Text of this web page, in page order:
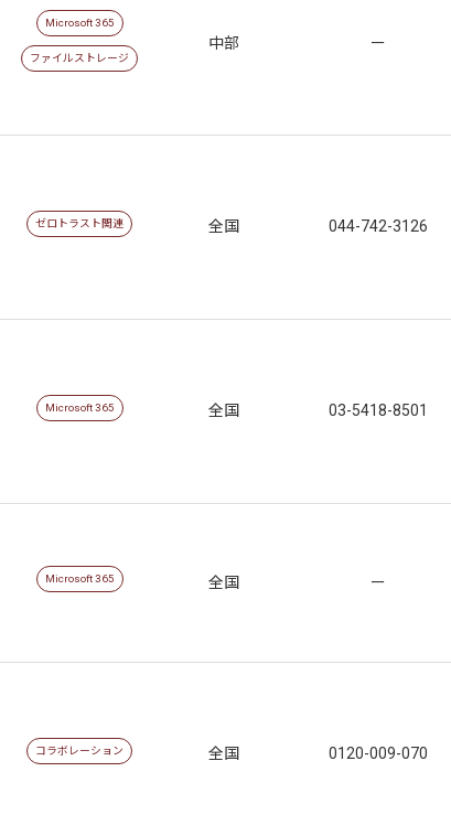
Microsoft 365
ファイルストレージ
中部 ー
ゼロトラスト関連 全国 044-742-3126
Microsoft 365 全国 03-5418-8501
Microsoft 365 全国 ー
コラボレーション 全国 0120-009-070